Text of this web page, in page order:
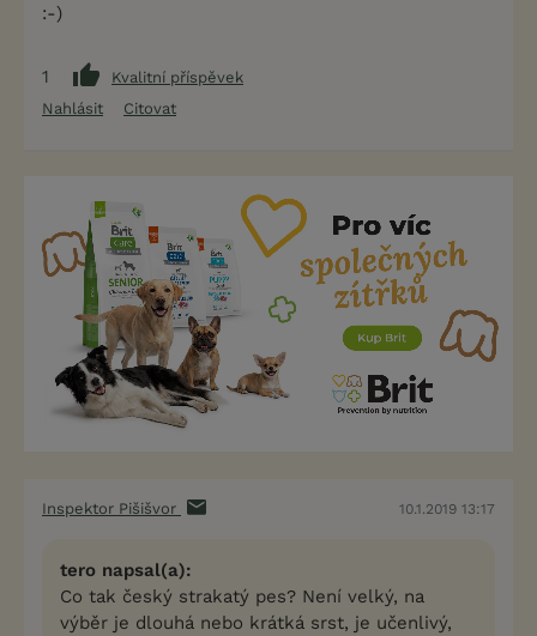
:-)
1
Kvalitní příspěvek
Nahlásit
Citovat
Inspektor Pišišvor 10.1.2019 13:17
tero napsal(a):
Co tak český strakatý pes? Není velký, na
výběr je dlouhá nebo krátká srst, je učenlivý,